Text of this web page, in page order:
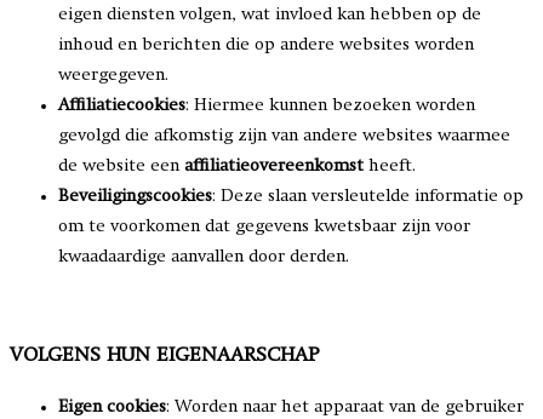
eigen diensten volgen, wat invloed kan hebben op de
inhoud en berichten die op andere websites worden
weergegeven.
Affiliatiecookies: Hiermee kunnen bezoeken worden
gevolgd die afkomstig zijn van andere websites waarmee
de website een affiliatieovereenkomst heeft.
Beveiligingscookies: Deze slaan versleutelde informatie op
om te voorkomen dat gegevens kwetsbaar zijn voor
kwaadaardige aanvallen door derden.
VOLGENS HUN EIGENAARSCHAP
Eigen cookies: Worden naar het apparaat van de gebruiker